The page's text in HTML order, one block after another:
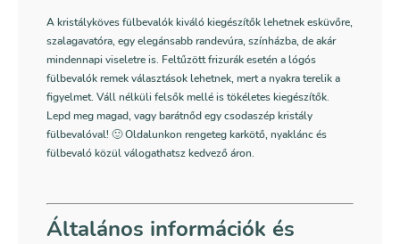
A kristályköves fülbevalók kiváló kiegészítők lehetnek esküvőre,
szalagavatóra, egy elegánsabb randevúra, színházba, de akár
mindennapi viseletre is. Feltűzött frizurák esetén a lógós
fülbevalók remek választások lehetnek, mert a nyakra terelik a
figyelmet. Váll nélküli felsők mellé is tökéletes kiegészítők.
Lepd meg magad, vagy barátnőd egy csodaszép kristály
fülbevalóval! 🙂 Oldalunkon rengeteg karkötő, nyaklánc és
fülbevaló közül válogathatsz kedvező áron.
Általános információk és